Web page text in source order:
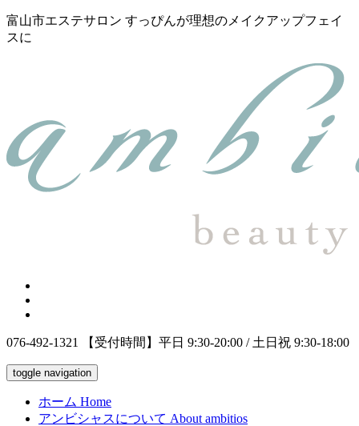
富山市エステサロン すっぴんが理想のメイクアップフェイ
スに
076-492-1321 【受付時間】平日 9:30-20:00 / 土日祝 9:30-18:00
toggle navigation
ホーム Home
アンビシャスについて About ambitios